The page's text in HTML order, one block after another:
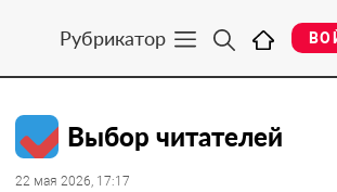
Рубрикатор
Выбор читателей
22 мая 2026, 17:17